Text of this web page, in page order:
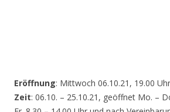
Eröffnung: Mittwoch 06.10.21, 19.00 Uhr
Zeit: 06.10. – 25.10.21, geöffnet Mo. –